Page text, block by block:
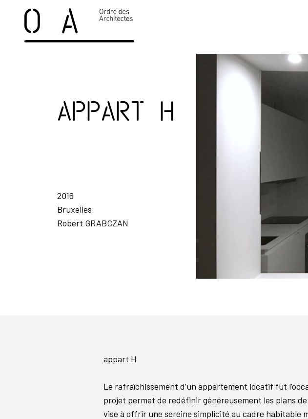
appart H
2016
Bruxelles
Robert GRABCZAN
appart H
Le rafraîchissement d’un appartement locatif fut
projet permet de redéfinir généreusement les plans
vise à offrir une sereine simplicité au cadre habitable